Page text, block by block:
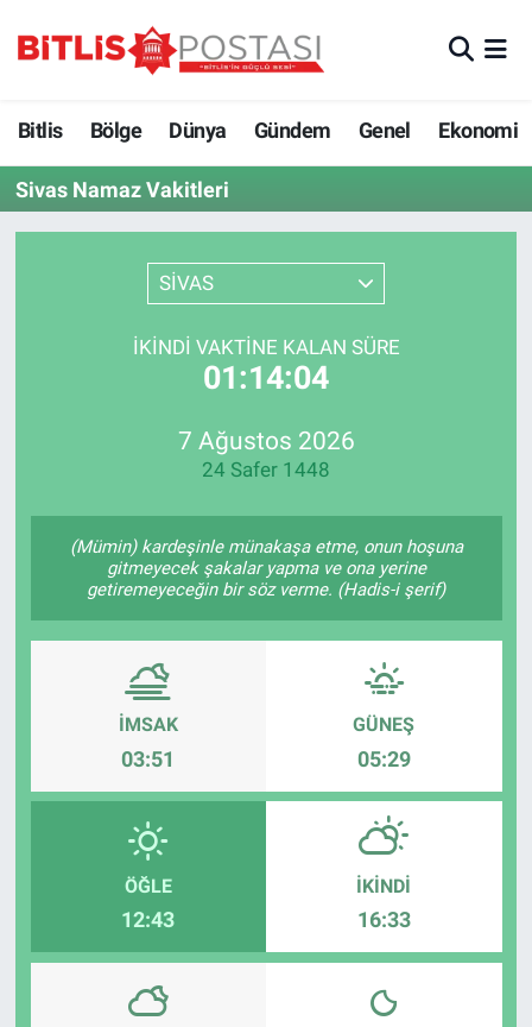
Bitlis Bölge Dünya Gündem Genel Ekonomi
Sivas Namaz Vakitleri
SİVAS
İKINDI VAKTINE KALAN SÜRE
01:14:04
7 Ağustos 2026
24 Safer 1448
(Mümin) kardeşinle münakaşa etme, onun hoşuna
gitmeyecek şakalar yapma ve ona yerine
getiremeyeceğin bir söz verme. (Hadis-i şerif)
İMSAK
03:51
GÜNEŞ
05:29
ÖĞLE
12:43
İKINDI
16:33
Bölge
Genel
Gündem
Kültür-Sanat
Magazin
Politika
Resmi İlanlar
Sağlık
Bitlis Trafik Yoğunluk Haritası
Süper Lig Puan Durumu ve Fikstür
Tüm Manşetler
Son Dakika Haberleri